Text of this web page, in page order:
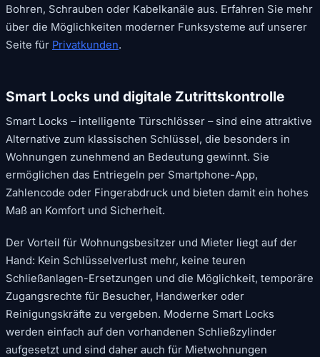
Bohren, Schrauben oder Kabelkanäle aus. Erfahren Sie mehr
über die Möglichkeiten moderner Funksysteme auf unserer
Seite für Privatkunden.
Smart Locks und digitale Zutrittskontrolle
Smart Locks – intelligente Türschlösser – sind eine attraktive
Alternative zum klassischen Schlüssel, die besonders in
Wohnungen zunehmend an Bedeutung gewinnt. Sie
ermöglichen das Entriegeln per Smartphone-App,
Zahlencode oder Fingerabdruck und bieten damit ein hohes
Maß an Komfort und Sicherheit.
Der Vorteil für Wohnungsbesitzer und Mieter liegt auf der
Hand: Kein Schlüsselverlust mehr, keine teuren
Schließanlagen-Ersetzungen und die Möglichkeit, temporäre
Zugangsrechte für Besucher, Handwerker oder
Reinigungskräfte zu vergeben. Moderne Smart Locks
werden einfach auf den vorhandenen Schließzylinder
aufgesetzt und sind daher auch für Mietwohnungen